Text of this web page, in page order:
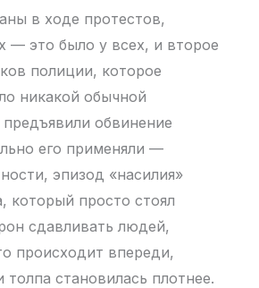
в ходе протестов,
— это было у всех, и второе
полиции, которое
никакой обычной
обвинение
его применяли —
эпизод «насилия»
который просто стоял
сдавливать людей,
происходит впереди,
становилась плотнее.